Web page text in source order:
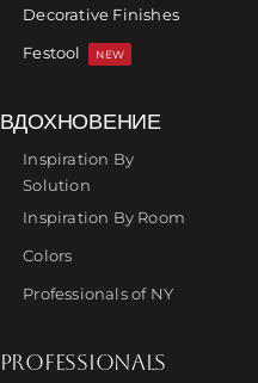
Decorative Finishes
Festool
NEW
ВДОХНОВЕНИЕ
Inspiration By
Solution
Inspiration By Room
Colors
Professionals of NY
PROFESSIONALS